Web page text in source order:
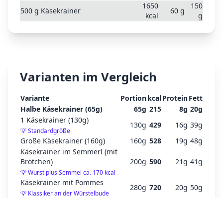
500 g Käsekrainer
1650
kcal
60 g
150
g
Varianten im Vergleich
Variante PortionkcalProteinFett
Halbe Käsekrainer (65g)
65g 215 8g 20g
1 Käsekrainer (130g)
💡Standardgröße
130g 429 16g 39g
Große Käsekrainer (160g)
160g 528 19g 48g
Käsekrainer im Semmerl (mit
Brötchen)
💡Wurst plus Semmel ca. 170 kcal
200g 590 21g 41g
Käsekrainer mit Pommes
💡 Klassiker an der Würstelbude
280g 720 20g 50g